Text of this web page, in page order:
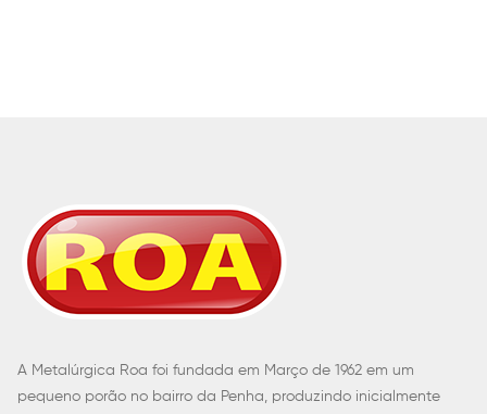
A Metalúrgica Roa foi fundada em Março de 1962 em um
pequeno porão no bairro da Penha, produzindo inicialmente